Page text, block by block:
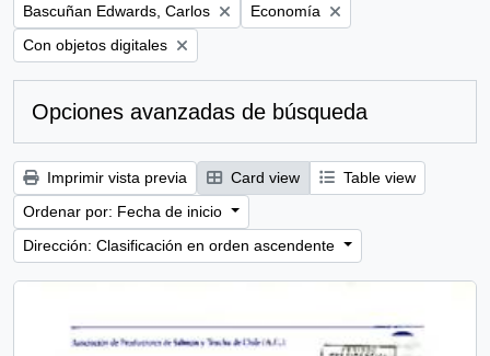
Remove filter:
Bascuñan Edwards, Carlos Remove filter:
Economía
Remove filter:
Con objetos digitales
Opciones avanzadas de búsqueda
Imprimir vista previa Card view
Table view
Ordenar por: Fecha de inicio
Dirección: Clasificación en orden ascendente